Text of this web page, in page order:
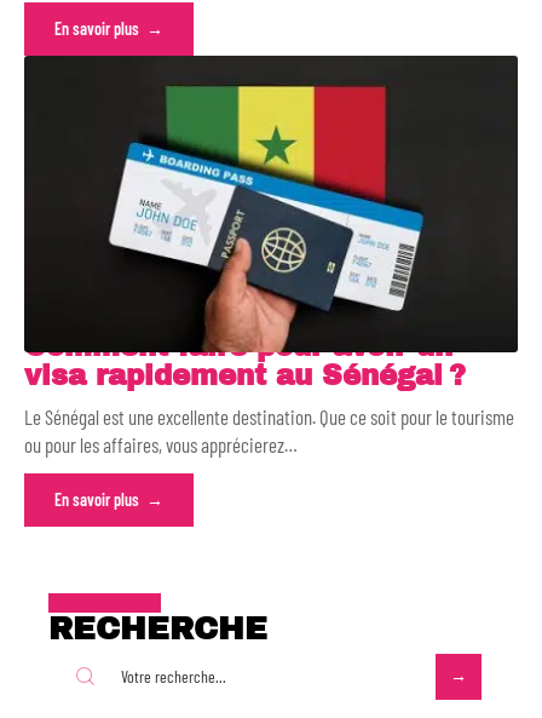
En savoir plus
Comment faire pour avoir un
visa rapidement au Sénégal ?
Le Sénégal est une excellente destination. Que ce soit pour le tourisme
ou pour les affaires, vous apprécierez…
En savoir plus
RECHERCHE